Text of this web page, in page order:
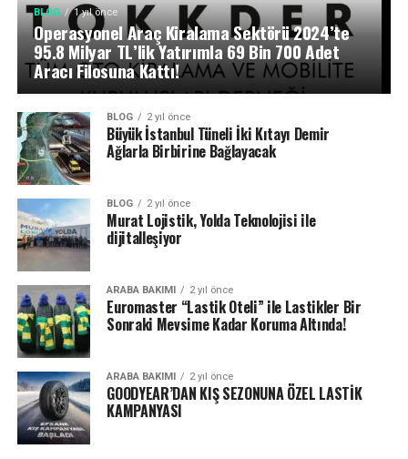
BLOG 1 yıl önce
Operasyonel Araç Kiralama Sektörü 2024’te
95.8 Milyar TL’lik Yatırımla 69 Bin 700 Adet
Aracı Filosuna Kattı!
BLOG 2 yıl önce
Büyük İstanbul Tüneli İki Kıtayı Demir
Ağlarla Birbirine Bağlayacak
BLOG 2 yıl önce
Murat Lojistik, Yolda Teknolojisi ile
dijitalleşiyor
ARABA BAKIMI 2 yıl önce
Euromaster “Lastik Oteli” ile Lastikler Bir
Sonraki Mevsime Kadar Koruma Altında!
ARABA BAKIMI 2 yıl önce
GOODYEAR’DAN KIŞ SEZONUNA ÖZEL LASTİK
KAMPANYASI